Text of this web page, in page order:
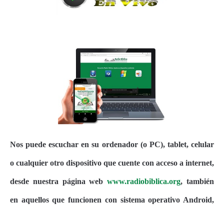
Nos puede escuchar en su ordenador (o PC), tablet, celular
o cualquier otro dispositivo que cuente con acceso a internet,
desde nuestra página webwww.radiobiblica.org, también
en aquellos que funcionen con sistema operativo Android,